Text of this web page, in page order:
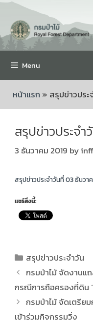
Menu
หน้าแรก » สรุปข่าวปร
สรุปข่าวประจ
3 ธันวาคม 2019 by
สรุปข่าวประจำวันที่ 03 ธันวา
แชร์สิ่งนี้:
สรุปข่าวประจำวัน
กรมป่าไม้ จัดงานแ
กรณีการถือครองที่ดิน
กรมป่าไม้ จัดเตรีย
เข้าร่วมกิจกรรมวิ่ง